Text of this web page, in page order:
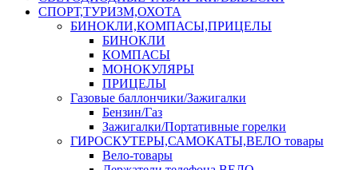
СПОРТ,ТУРИЗМ,ОХОТА
БИНОКЛИ,КОМПАСЫ,ПРИЦЕЛЫ
БИНОКЛИ
КОМПАСЫ
МОНОКУЛЯРЫ
ПРИЦЕЛЫ
Газовые баллончики/Зажигалки
Бензин/Газ
Зажигалки/Портативные горелки
ГИРОСКУТЕРЫ,САМОКАТЫ,ВЕЛО товары
Вело-товары